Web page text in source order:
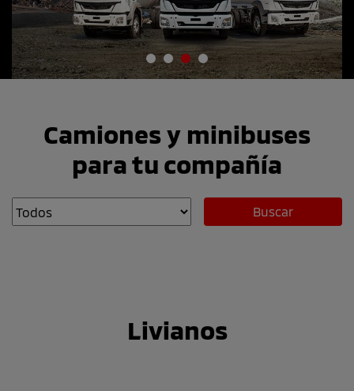
Camiones y minibuses
para tu compañía
Buscar
Livianos